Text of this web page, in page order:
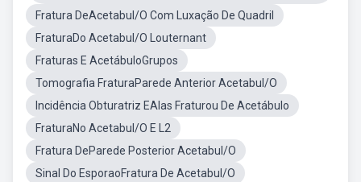
Fratura DeAcetabul/O Com Luxação De Quadril
FraturaDo Acetabul/O Louternant
Fraturas E AcetábuloGrupos
Tomografia FraturaParede Anterior Acetabul/O
Incidência Obturatriz EAlas Fraturou De Acetábulo
FraturaNo Acetabul/O E L2
Fratura DeParede Posterior Acetabul/O
Sinal Do EsporaoFratura De Acetabul/O